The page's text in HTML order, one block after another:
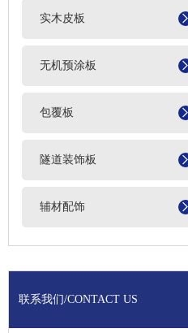
实木皮板
无机预涂板
包覆板
隧道装饰板
辅材配饰
联系我们/CONTACT US